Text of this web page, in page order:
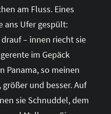
am Fluss. Eines
ans Ufer gespült:
– innen riecht sie
im Gepäck
Panama, so meinen
und besser. Auf
sie Schnuddel, dem